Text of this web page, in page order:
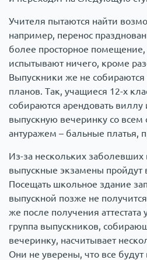
Учителя пытаются найти
например, перенос
более просторное помещение,
испытывают ничего, кроме
Выпускники же не собираются
планов. Так, учащиеся 12-х
собираются арендовать виллу
выпускную вечеринку со всем
антуражем – бальные платья,
Из-за нескольких заболевших
выпускные экзамены
Посещать школьное здание
выпускной позже не
же после получения
группа выпускников,
вечеринку, насчитывает
Они не уверены, что все будут